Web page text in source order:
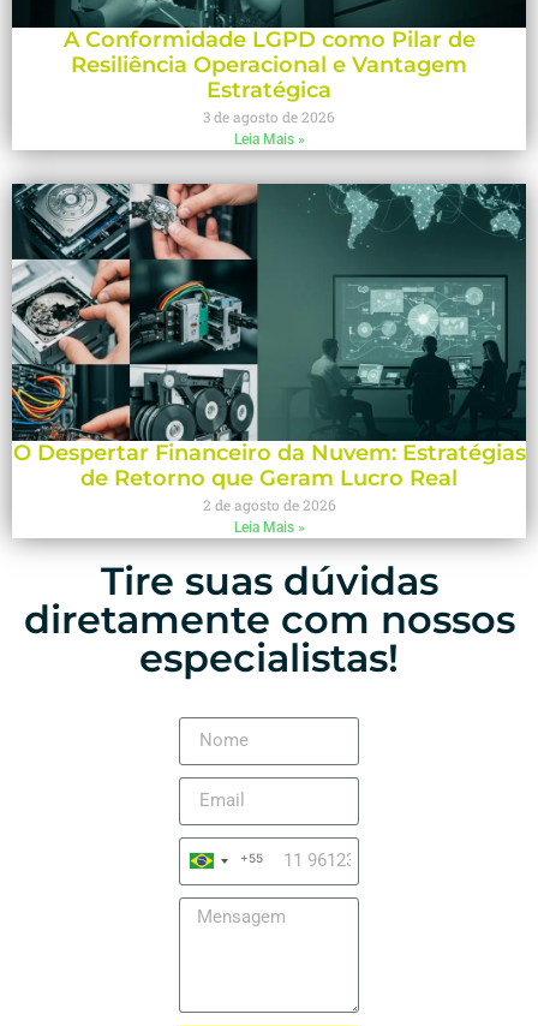
A Conformidade LGPD como Pilar de
Resiliência Operacional e Vantagem
Estratégica
3 de agosto de 2026
Leia Mais »
O Despertar Financeiro da Nuvem: Estratégias
de Retorno que Geram Lucro Real
2 de agosto de 2026
Leia Mais »
Tire suas dúvidas
diretamente com nossos
especialistas!
Brazil
+55